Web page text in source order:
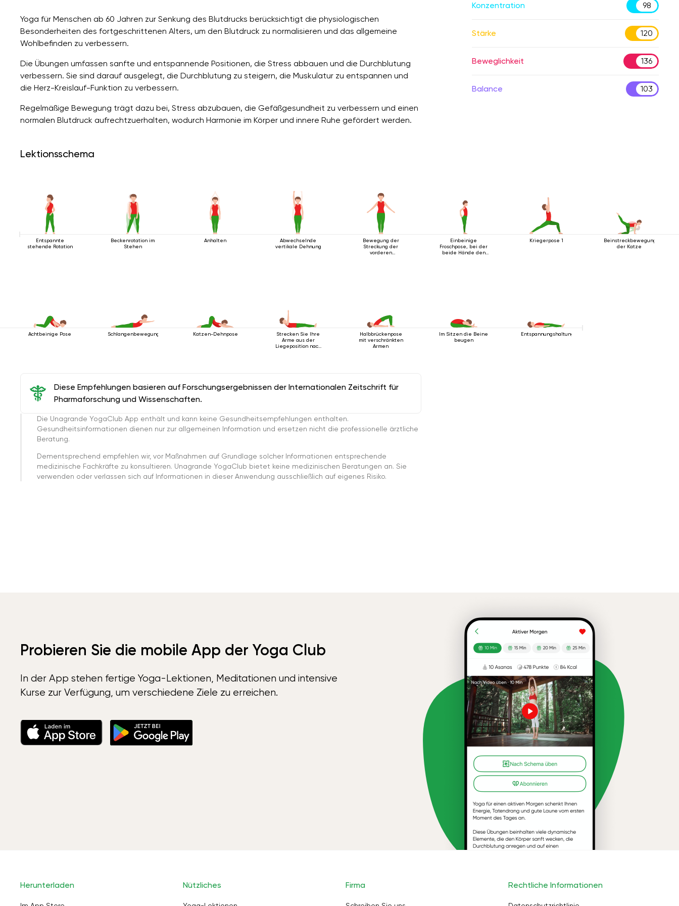
Yoga für Menschen ab 60 Jahren zur Senkung des Blutdrucks berücksichtigt die physiologischen
Besonderheiten des fortgeschrittenen Alters, um den Blutdruck zu normalisieren und das allgemeine
Wohlbefinden zu verbessern.
Die Übungen umfassen sanfte und entspannende Positionen, die Stress abbauen und die Durchblutung
verbessern. Sie sind darauf ausgelegt, die Durchblutung zu steigern, die Muskulatur zu entspannen und
die Herz-Kreislauf-Funktion zu verbessern.
Regelmäßige Bewegung trägt dazu bei, Stress abzubauen, die Gefäßgesundheit zu verbessern und einen
normalen Blutdruck aufrechtzuerhalten, wodurch Harmonie im Körper und innere Ruhe gefördert werden.
Konzentration 98
Stärke 120
Beweglichkeit 136
Balance 103
Lektionsschema
Entspannte
stehende Rotation
Beckenrotation im
Stehen
Anhalten
Abwechselnde
vertikale Dehnung
Bewegung der
Streckung der
vorderen
Einbeinige
Froschpose, bei der
beide Hände den
Kriegerpose 1
Beinstreckbewegung
der Katze
Achtbeinige Pose Schlangenbewegung Katzen-Dehnpose
Strecken Sie Ihre
Arme aus der
Liegeposition nach
Halbbrückenpose
mit verschränkten
Armen
Im Sitzen die Beine
beugen
Entspannungshaltung
Diese Empfehlungen basieren auf Forschungsergebnissen der Internationalen Zeitschrift für
Pharmaforschung und Wissenschaften.
Die Unagrande YogaClub App enthält und kann keine Gesundheitsempfehlungen enthalten.
Gesundheitsinformationen dienen nur zur allgemeinen Information und ersetzen nicht die professionelle ärztliche
Beratung.
Dementsprechend empfehlen wir, vor Maßnahmen auf Grundlage solcher Informationen entsprechende
medizinische Fachkräfte zu konsultieren. Unagrande YogaClub bietet keine medizinischen Beratungen an. Sie
verwenden oder verlassen sich auf Informationen in dieser Anwendung ausschließlich auf eigenes Risiko.
Probieren Sie die mobile App der Yoga Club
In der App stehen fertige Yoga-Lektionen, Meditationen und intensive
Kurse zur Verfügung, um verschiedene Ziele zu erreichen.
Herunterladen Nützliches Firma Rechtliche Informationen